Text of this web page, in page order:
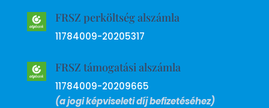
FRSZ perköltség alszámla
11784009-20205317
FRSZ támogatási alszámla
11784009-20209665
(a jogi képviseleti díj befizetéséhez)